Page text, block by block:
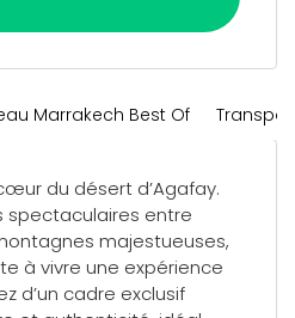
Marrakech Best Of
du désert d’Agafay.
spectaculaires entre
majestueuses,
à vivre une expérience
d’un cadre exclusif